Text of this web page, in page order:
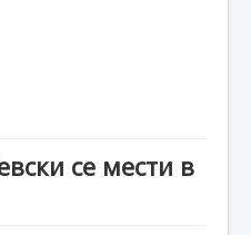
се мести в